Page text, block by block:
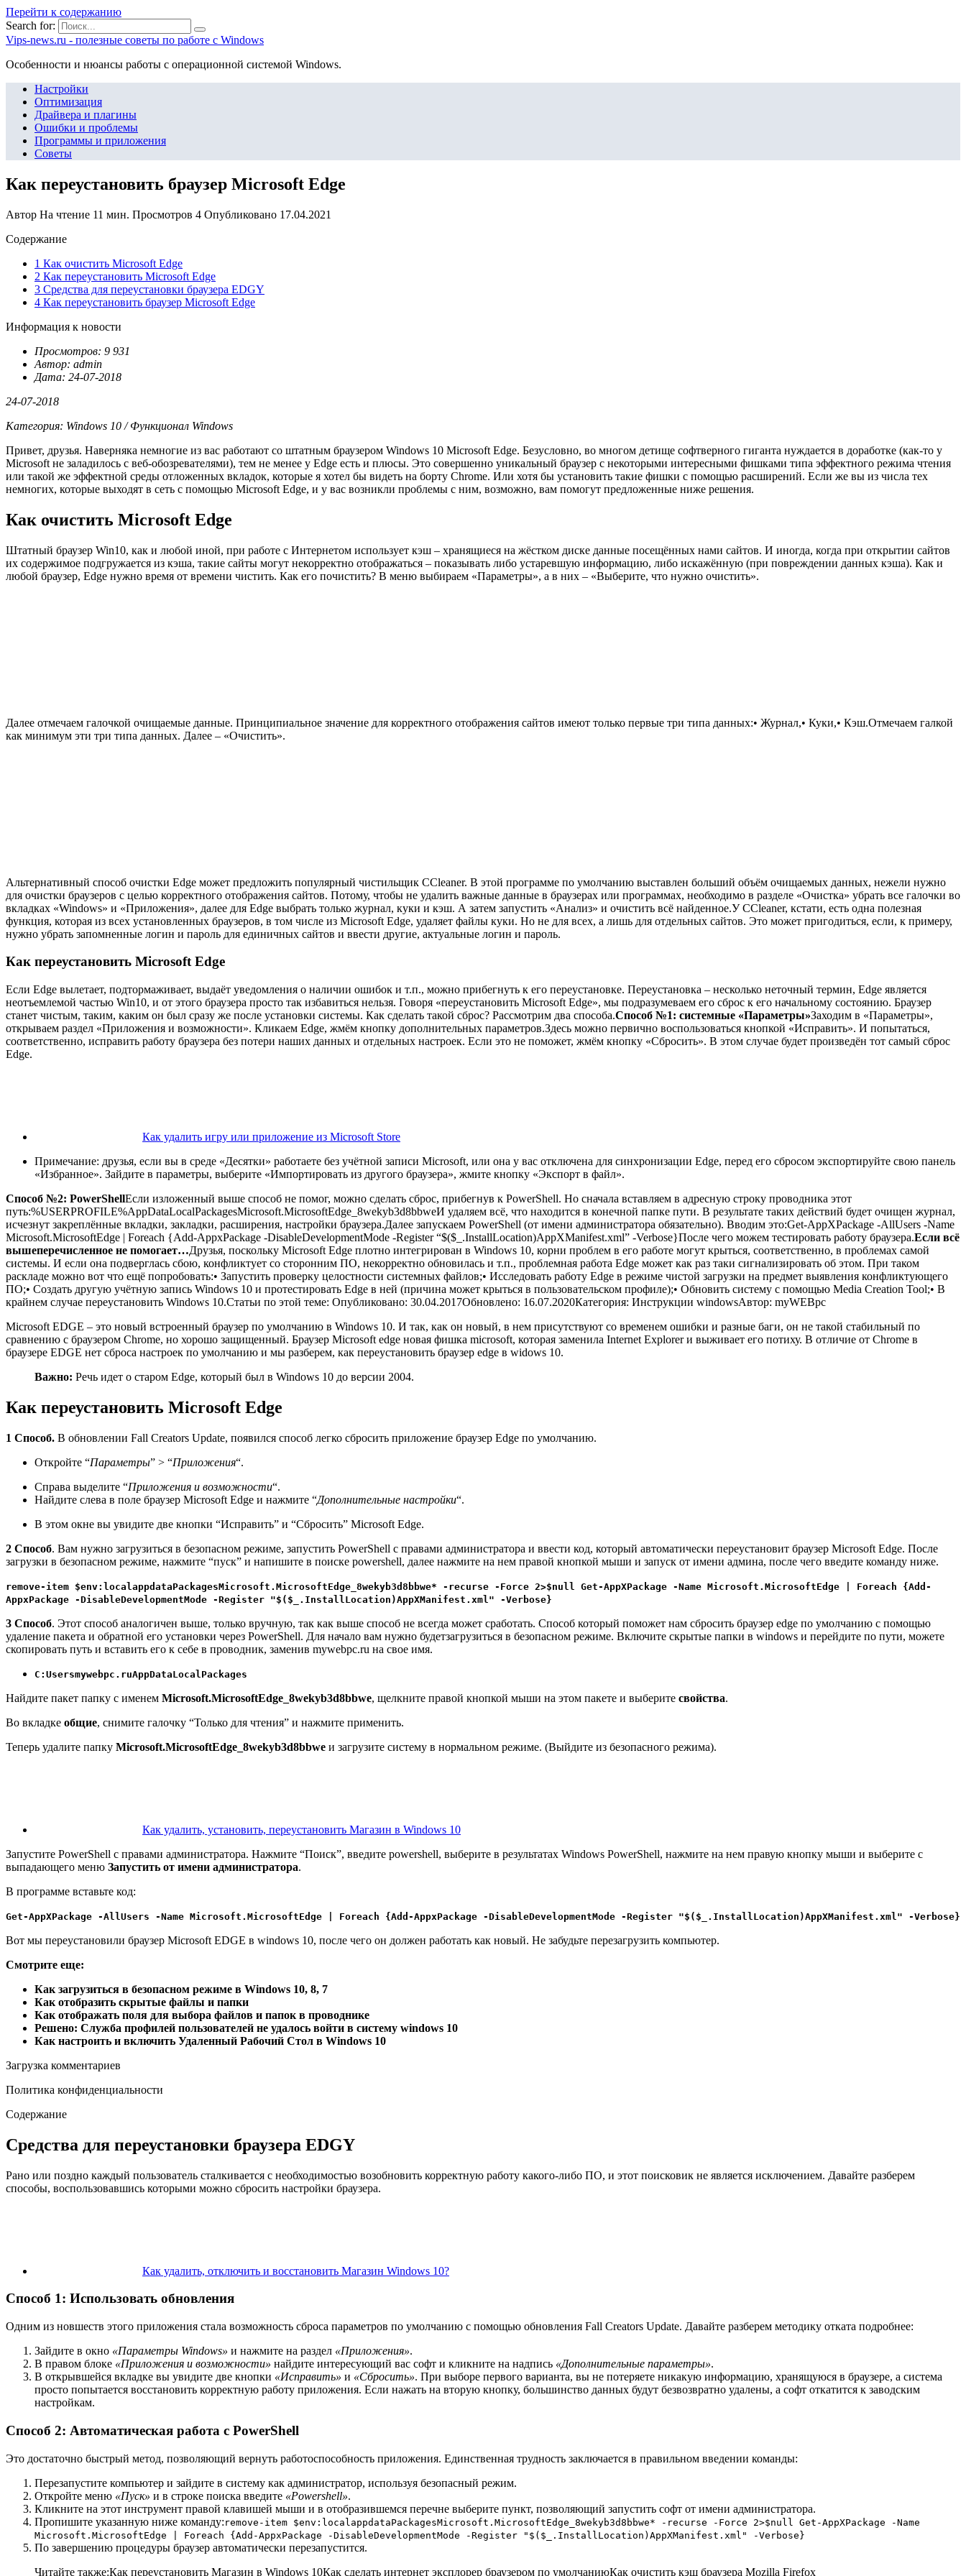
Перейти к содержанию
Search for:
Vips-news.ru - полезные советы по работе с Windows
Особенности и нюансы работы с операционной системой Windows.
Настройки
Оптимизация
Драйвера и плагины
Ошибки и проблемы
Программы и приложения
Советы
Как переустановить браузер Microsoft Edge
Автор На чтение 11 мин. Просмотров 4 Опубликовано 17.04.2021
Содержание
1 Как очистить Microsoft Edge
2 Как переустановить Microsoft Edge
3 Средства для переустановки браузера EDGY
4 Как переустановить браузер Microsoft Edge
Информация к новости
Просмотров: 9 931
Автор: admin
Дата: 24-07-2018
24-07-2018
Категория: Windows 10 / Функционал Windows
Привет, друзья. Наверняка немногие из вас работают со штатным браузером Windows 10 Microsoft Edge. Безусловно, во многом детище софтверного гиганта нуждается в доработке (как-то у
Microsoft не заладилось с веб-обозревателями), тем не менее у Edge есть и плюсы. Это совершенно уникальный браузер с некоторыми интересными фишками типа эффектного режима чтения
или такой же эффектной среды отложенных вкладок, которые я хотел бы видеть на борту Chrome. Или хотя бы установить такие фишки с помощью расширений. Если же вы из числа тех
немногих, которые выходят в сеть с помощью Microsoft Edge, и у вас возникли проблемы с ним, возможно, вам помогут предложенные ниже решения.
Как очистить Microsoft Edge
Штатный браузер Win10, как и любой иной, при работе с Интернетом использует кэш – хранящиеся на жёстком диске данные посещённых нами сайтов. И иногда, когда при открытии сайтов
их содержимое подгружается из кэша, такие сайты могут некорректно отображаться – показывать либо устаревшую информацию, либо искажённую (при повреждении данных кэша). Как и
любой браузер, Edge нужно время от времени чистить. Как его почистить? В меню выбираем «Параметры», а в них – «Выберите, что нужно очистить».
Далее отмечаем галочкой очищаемые данные. Принципиальное значение для корректного отображения сайтов имеют только первые три типа данных:• Журнал,• Куки,• Кэш.Отмечаем галкой
как минимум эти три типа данных. Далее – «Очистить».
Альтернативный способ очистки Edge может предложить популярный чистильщик CCleaner. В этой программе по умолчанию выставлен больший объём очищаемых данных, нежели нужно
для очистки браузеров с целью корректного отображения сайтов. Потому, чтобы не удалить важные данные в браузерах или программах, необходимо в разделе «Очистка» убрать все галочки во
вкладках «Windows» и «Приложения», далее для Edge выбрать только журнал, куки и кэш. А затем запустить «Анализ» и очистить всё найденное.У CCleaner, кстати, есть одна полезная
функция, которая из всех установленных браузеров, в том числе из Microsoft Edge, удаляет файлы куки. Но не для всех, а лишь для отдельных сайтов. Это может пригодиться, если, к примеру,
нужно убрать запомненные логин и пароль для единичных сайтов и ввести другие, актуальные логин и пароль.
Как переустановить Microsoft Edge
Если Edge вылетает, подтормаживает, выдаёт уведомления о наличии ошибок и т.п., можно прибегнуть к его переустановке. Переустановка – несколько неточный термин, Edge является
неотъемлемой частью Win10, и от этого браузера просто так избавиться нельзя. Говоря «переустановить Microsoft Edge», мы подразумеваем его сброс к его начальному состоянию. Браузер
станет чистым, таким, каким он был сразу же после установки системы. Как сделать такой сброс? Рассмотрим два способа.Способ №1: системные «Параметры»Заходим в «Параметры»,
открываем раздел «Приложения и возможности». Кликаем Edge, жмём кнопку дополнительных параметров.Здесь можно первично воспользоваться кнопкой «Исправить». И попытаться,
соответственно, исправить работу браузера без потери наших данных и отдельных настроек. Если это не поможет, жмём кнопку «Сбросить». В этом случае будет произведён тот самый сброс
Edge.
Как удалить игру или приложение из Microsoft Store
Примечание: друзья, если вы в среде «Десятки» работаете без учётной записи Microsoft, или она у вас отключена для синхронизации Edge, перед его сбросом экспортируйте свою панель
«Избранное». Зайдите в параметры, выберите «Импортировать из другого браузера», жмите кнопку «Экспорт в файл».
Способ №2: PowerShellЕсли изложенный выше способ не помог, можно сделать сброс, прибегнув к PowerShell. Но сначала вставляем в адресную строку проводника этот
путь:%USERPROFILE%AppDataLocalPackagesMicrosoft.MicrosoftEdge_8wekyb3d8bbweИ удаляем всё, что находится в конечной папке пути. В результате таких действий будет очищен журнал,
исчезнут закреплённые вкладки, закладки, расширения, настройки браузера.Далее запускаем PowerShell (от имени администратора обязательно). Вводим это:Get-AppXPackage -AllUsers -Name
Microsoft.MicrosoftEdge | Foreach {Add-AppxPackage -DisableDevelopmentMode -Register “$($_.InstallLocation)AppXManifest.xml” -Verbose}После чего можем тестировать работу браузера.Если всё
вышеперечисленное не помогает…Друзья, поскольку Microsoft Edge плотно интегрирован в Windows 10, корни проблем в его работе могут крыться, соответственно, в проблемах самой
системы. И если она подверглась сбою, конфликтует со сторонним ПО, некорректно обновилась и т.п., проблемная работа Edge может как раз таки сигнализировать об этом. При таком
раскладе можно вот что ещё попробовать:• Запустить проверку целостности системных файлов;• Исследовать работу Edge в режиме чистой загрузки на предмет выявления конфликтующего
ПО;• Создать другую учётную запись Windows 10 и протестировать Edge в ней (причина может крыться в пользовательском профиле);• Обновить систему с помощью Media Creation Tool;• В
крайнем случае переустановить Windows 10.Статьи по этой теме: Опубликовано: 30.04.2017Обновлено: 16.07.2020Категория: Инструкции windowsАвтор: myWEBpc
Microsoft EDGE – это новый встроенный браузер по умолчанию в Windows 10. И так, как он новый, в нем присутствуют со временем ошибки и разные баги, он не такой стабильный по
сравнению с браузером Chrome, но хорошо защищенный. Браузер Microsoft edge новая фишка microsoft, которая заменила Internet Explorer и выживает его потиху. В отличие от Chrome в
браузере EDGE нет сброса настроек по умолчанию и мы разберем, как переустановить браузер edge в widows 10.
Важно: Речь идет о старом Edge, который был в Windows 10 до версии 2004.
Как переустановить Microsoft Edge
1 Способ. В обновлении Fall Creators Update, появился способ легко сбросить приложение браузер Edge по умолчанию.
Откройте “Параметры” > “Приложения“.
Справа выделите “Приложения и возможности“.
Найдите слева в поле браузер Microsoft Edge и нажмите “Дополнительные настройки“.
В этом окне вы увидите две кнопки “Исправить” и “Сбросить” Microsoft Edge.
2 Способ. Вам нужно загрузиться в безопасном режиме, запустить PowerShell с правами администратора и ввести код, который автоматически переустановит браузер Microsoft Edge. После
загрузки в безопасном режиме, нажмите “пуск” и напишите в поиске powershell, далее нажмите на нем правой кнопкой мыши и запуск от имени админа, после чего введите команду ниже.
remove-item $env:localappdataPackagesMicrosoft.MicrosoftEdge_8wekyb3d8bbwe* -recurse -Force 2>$null Get-AppXPackage -Name Microsoft.MicrosoftEdge | Foreach {Add-
AppxPackage -DisableDevelopmentMode -Register "$($_.InstallLocation)AppXManifest.xml" -Verbose}
3 Способ. Этот способ аналогичен выше, только вручную, так как выше способ не всегда может сработать. Способ который поможет нам сбросить браузер edge по умолчанию с помощью
удаление пакета и обратной его установки через PowerShell. Для начало вам нужно будетзагрузиться в безопасном режиме. Включите скрытые папки в windows и перейдите по пути, можете
скопировать путь и вставить его к себе в проводник, заменив mywebpc.ru на свое имя.
C:Usersmywebpc.ruAppDataLocalPackages
Найдите пакет папку с именем Microsoft.MicrosoftEdge_8wekyb3d8bbwe, щелкните правой кнопкой мыши на этом пакете и выберите свойства.
Во вкладке общие, снимите галочку “Только для чтения” и нажмите применить.
Теперь удалите папку Microsoft.MicrosoftEdge_8wekyb3d8bbwe и загрузите систему в нормальном режиме. (Выйдите из безопасного режима).
Как удалить, установить, переустановить Магазин в Windows 10
Запустите PowerShell с правами администратора. Нажмите “Поиск”, введите powershell, выберите в результатах Windows PowerShell, нажмите на нем правую кнопку мыши и выберите с
выпадающего меню Запустить от имени администратора.
В программе вставьте код:
Get-AppXPackage -AllUsers -Name Microsoft.MicrosoftEdge | Foreach {Add-AppxPackage -DisableDevelopmentMode -Register "$($_.InstallLocation)AppXManifest.xml" -Verbose}
Вот мы переустановили браузер Microsoft EDGE в windows 10, после чего он должен работать как новый. Не забудьте перезагрузить компьютер.
Смотрите еще:
Как загрузиться в безопасном режиме в Windows 10, 8, 7
Как отобразить скрытые файлы и папки
Как отображать поля для выбора файлов и папок в проводнике
Решено: Служба профилей пользователей не удалось войти в систему windows 10
Как настроить и включить Удаленный Рабочий Стол в Windows 10
Загрузка комментариев
Политика конфиденциальности
Содержание
Средства для переустановки браузера EDGY
Рано или поздно каждый пользователь сталкивается с необходимостью возобновить корректную работу какого-либо ПО, и этот поисковик не является исключением. Давайте разберем
способы, воспользовавшись которыми можно сбросить настройки браузера.
Как удалить, отключить и восстановить Магазин Windows 10?
Способ 1: Использовать обновления
Одним из новшеств этого приложения стала возможность сброса параметров по умолчанию с помощью обновления Fall Creators Update. Давайте разберем методику отката подробнее:
Зайдите в окно «Параметры Windows» и нажмите на раздел «Приложения».
В правом блоке «Приложения и возможности» найдите интересующий вас софт и кликните на надпись «Дополнительные параметры».
В открывшейся вкладке вы увидите две кнопки «Исправить» и «Сбросить». При выборе первого варианта, вы не потеряете никакую информацию, хранящуюся в браузере, а система
просто попытается восстановить корректную работу приложения. Если нажать на вторую кнопку, большинство данных будут безвозвратно удалены, а софт откатится к заводским
настройкам.
Способ 2: Автоматическая работа с PowerShell
Это достаточно быстрый метод, позволяющий вернуть работоспособность приложения. Единственная трудность заключается в правильном введении команды:
Перезапустите компьютер и зайдите в систему как администратор, используя безопасный режим.
Откройте меню «Пуск» и в строке поиска введите «Powershell».
Кликните на этот инструмент правой клавишей мыши и в отобразившемся перечне выберите пункт, позволяющий запустить софт от имени администратора.
Пропишите указанную ниже команду: remove-item $env:localappdataPackagesMicrosoft.MicrosoftEdge_8wekyb3d8bbwe* -recurse -Force 2>$null Get-AppXPackage -Name
Microsoft.MicrosoftEdge | Foreach {Add-AppxPackage -DisableDevelopmentMode -Register "$($_.InstallLocation)AppXManifest.xml" -Verbose}
По завершению процедуры браузер автоматически перезапустится.
Читайте также:Как переустановить Магазин в Windows 10Как сделать интернет эксплорер браузером по умолчаниюКак очистить кэш браузера Mozilla Firefox